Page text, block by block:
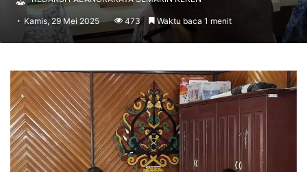
Kamis, 29 Mei 2025 473 Waktu baca 1 menit